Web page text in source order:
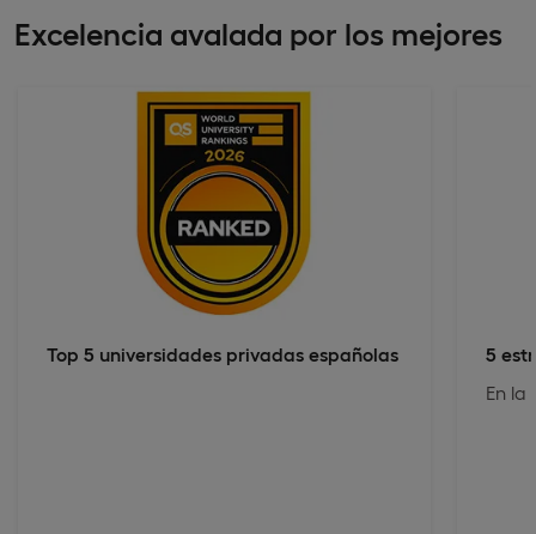
Excelencia avalada por los mejores
Top 5 universidades privadas españolas
5
En la